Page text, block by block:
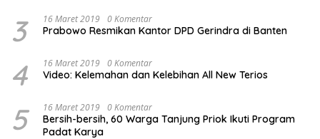
3 16 Maret 2019 0 Komentar
Prabowo Resmikan Kantor DPD Gerindra di Banten
4 16 Maret 2019 0 Komentar
Video: Kelemahan dan Kelebihan All New Terios
5 16 Maret 2019 0 Komentar
Bersih-bersih, 60 Warga Tanjung Priok Ikuti Program
Padat Karya